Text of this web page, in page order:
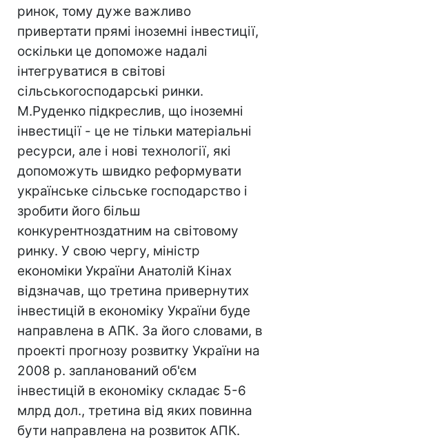
ринок, тому дуже важливо
привертати прямі іноземні інвестиції,
оскільки це допоможе надалі
інтегруватися в світові
сільськогосподарські ринки.
М.Руденко підкреслив, що іноземні
інвестиції - це не тільки матеріальні
ресурси, але і нові технології, які
допоможуть швидко реформувати
українське сільське господарство і
зробити його більш
конкурентноздатним на світовому
ринку. У свою чергу, міністр
економіки України Анатолій Кінах
відзначав, що третина привернутих
інвестицій в економіку України буде
направлена в АПК. За його словами, в
проекті прогнозу розвитку України на
2008 р. запланований об'єм
інвестицій в економіку складає 5-6
млрд дол., третина від яких повинна
бути направлена на розвиток АПК.